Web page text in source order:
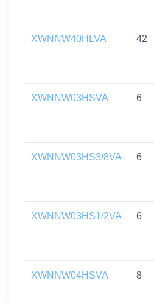
XWNNW40HLVA 42
XWNNW03HSVA 6
XWNNW03HS3/8VA 6
XWNNW03HS1/2VA 6
XWNNW04HSVA 8